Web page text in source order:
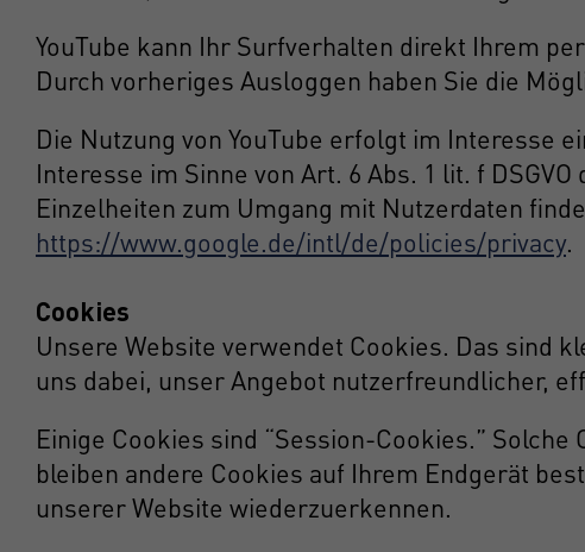
YouTube kann Ihr Surfverhalten direkt Ihrem
Durch vorheriges Ausloggen haben Sie die
Die Nutzung von YouTube erfolgt im Interesse
Interesse im Sinne von Art. 6 Abs. 1 lit. f DSGVO
Einzelheiten zum Umgang mit Nutzerdaten
https://www.google.de/intl/de/policies/privacy.
Cookies
Unsere Website verwendet Cookies. Das sind
uns dabei, unser Angebot nutzerfreundlicher,
Einige Cookies sind “Session-Cookies.”
bleiben andere Cookies auf Ihrem Endgerät
unserer Website wiederzuerkennen.